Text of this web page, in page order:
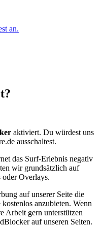
an.
aktiviert. Du würdest uns
ausschaltest.
das Surf-Erlebnis negativ
wir grundsätzlich auf
oder Overlays.
auf unserer Seite die
anzubieten. Wenn
Arbeit gern unterstützen
auf unseren Seiten.